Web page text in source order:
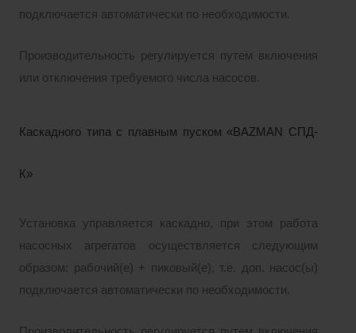
подключается автоматически по необходимости.
Производительность регулируется путем включения
или отключения требуемого числа насосов.
Каскадного типа с плавным пуском «BAZMAN СПД-
К»
Установка управляется каскадно, при этом работа
насосных агрегатов осуществляется следующим
образом: рабочий(е) + пиковый(е), т.е. доп. насос(ы)
подключается автоматически по необходимости.